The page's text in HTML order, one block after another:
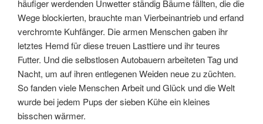
häufiger werdenden Unwetter ständig Bäume fällten, die die
Wege blockierten, brauchte man Vierbeinantrieb und erfand
verchromte Kuhfänger. Die armen Menschen gaben ihr
letztes Hemd für diese treuen Lasttiere und ihr teures
Futter. Und die selbstlosen Autobauern arbeiteten Tag und
Nacht, um auf ihren entlegenen Weiden neue zu züchten.
So fanden viele Menschen Arbeit und Glück und die Welt
wurde bei jedem Pups der sieben Kühe ein kleines
bisschen wärmer.